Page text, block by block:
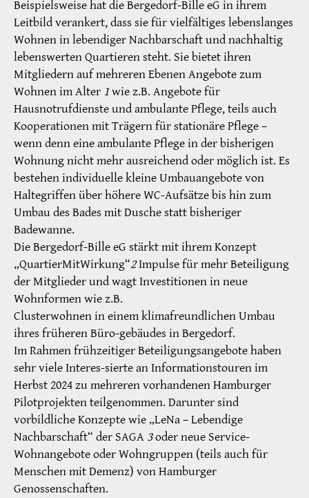
Beispielsweise hat die Bergedorf-Bille eG in ihrem
Leitbild verankert, dass sie für vielfältiges lebenslanges
Wohnen in lebendiger Nachbarschaft und nachhaltig
lebenswerten Quartieren steht. Sie bietet ihren
Mitgliedern auf mehreren Ebenen Angebote zum
Wohnen im Alter 1wie z.B. Angebote für
Hausnotrufdienste und ambulante Pflege, teils auch
Kooperationen mit Trägern für stationäre Pflege –
wenn denn eine ambulante Pflege in der bisherigen
Wohnung nicht mehr ausreichend oder möglich ist. Es
bestehen individuelle kleine Umbauangebote von
Haltegriffen über höhere WC-Aufsätze bis hin zum
Umbau des Bades mit Dusche statt bisheriger
Badewanne.
Die Bergedorf-Bille eG stärkt mit ihrem Konzept
„QuartierMitWirkung“2Impulse für mehr Beteiligung
der Mitglieder und wagt Investitionen in neue
Wohnformen wie z.B.
Clusterwohnen in einem klimafreundlichen Umbau
ihres früheren Büro-gebäudes in Bergedorf.
Im Rahmen frühzeitiger Beteiligungsangebote haben
sehr viele Interes-sierte an Informationstouren im
Herbst 2024 zu mehreren vorhandenen Hamburger
Pilotprojekten teilgenommen. Darunter sind
vorbildliche Konzepte wie „LeNa – Lebendige
Nachbarschaft“ der SAGA 3oder neue Service-
Wohnangebote oder Wohngruppen (teils auch für
Menschen mit Demenz) von Hamburger
Genossenschaften.